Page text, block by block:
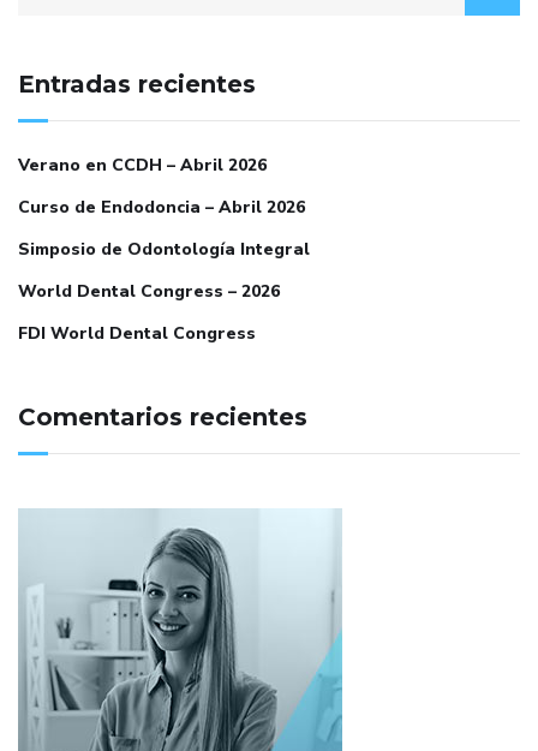
Entradas recientes
Verano en CCDH – Abril 2026
Curso de Endodoncia – Abril 2026
Simposio de Odontología Integral
World Dental Congress – 2026
FDI World Dental Congress
Comentarios recientes